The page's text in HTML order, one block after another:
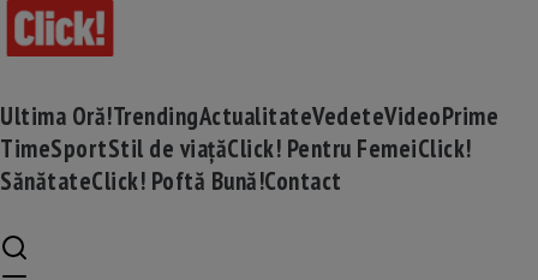
Ultima Oră!TrendingActualitateVedeteVideoPrime
TimeSportStil de viațăClick! Pentru FemeiClick!
SănătateClick! Poftă Bună!Contact